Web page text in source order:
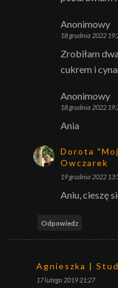
Anonimowy
18 grudnia 2022
Zrobiłam
cukrem i
Anonimowy
18 grudnia 2022
Ania
Dorota
Owczarek
19 grudnia 2022
Aniu, cieszę
Odpowiedz
Agnieszka |
17 lutego 2019 21:27